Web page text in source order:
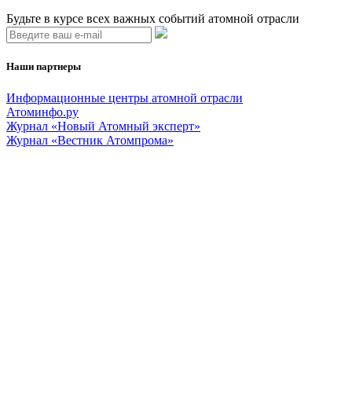
Будьте в курсе всех важных событий атомной отрасли
Наши партнеры
Информационные центры атомной отрасли
Атоминфо.ру
Журнал «Новый Атомный эксперт»
Журнал «Вестник Атомпрома»